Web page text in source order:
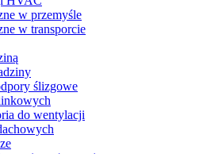
w przemyśle
w transporcie
ślizgowe
do wentylacji